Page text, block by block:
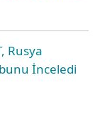
Rusya
İnceledi